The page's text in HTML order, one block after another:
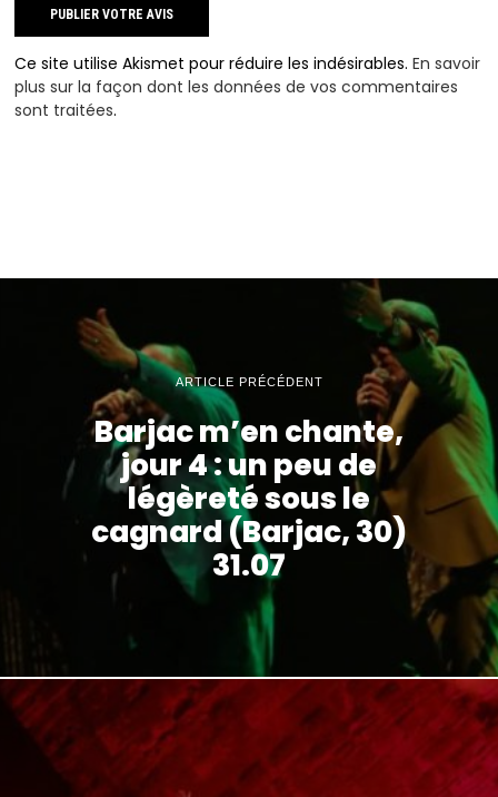
Ce site utilise Akismet pour réduire les indésirables.En savoir
plus sur la façon dont les données de vos commentaires
sont traitées.
ARTICLE PRÉCÉDENT
Barjac m’en chante,
jour 4 : un peu de
légèreté sous le
cagnard (Barjac, 30)
31.07